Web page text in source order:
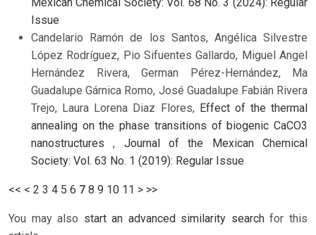
Issue
Candelario Ramón de los Santos, Angélica Silvestre
López Rodríguez, Pio Sifuentes Gallardo, Miguel Angel
Hernández Rivera, German Pérez-Hernández, Ma
Guadalupe Gárnica Romo, José Guadalupe Fabián Rivera
Trejo, Laura Lorena Diaz Flores, Effect of the thermal
annealing on the phase transitions of biogenic CaCO3
nanostructures, Journal of the Mexican Chemical
Society: Vol. 63 No. 1 (2019): Regular Issue
<< < 2 3 4 5 6 7 8 9 10 11 > >>
You may also start an advanced similarity searchfor this